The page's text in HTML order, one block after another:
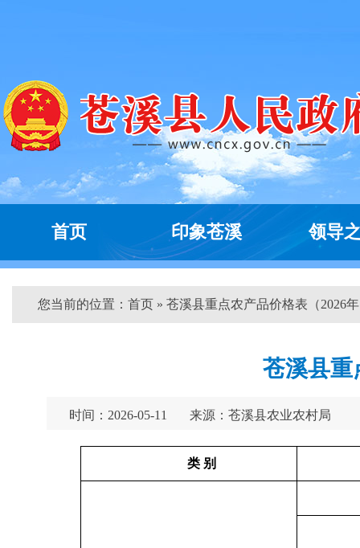
首页 印象苍溪 领导
您当前的位置： 首页 » 苍溪县重点农产品价格表（2026
苍溪县重
时间：2026-05-11 来源：苍溪县农业农村局
类 别